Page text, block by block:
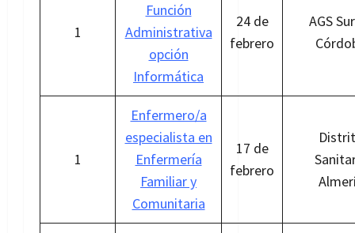
1
Función
Administrativa
opción
Informática
24 de
febrero
AGS
1
Enfermero/a
especialista en
Enfermería
Familiar y
Comunitaria
17 de
febrero